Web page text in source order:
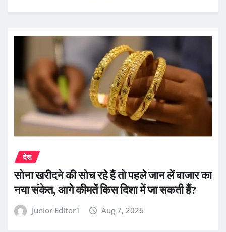
देश
सोना खरीदने की सोच रहे हैं तो पहले जान लें बाजार का
नया संकेत, आगे कीमतें किस दिशा में जा सकती हैं?
Junior Editor1 Aug 7, 2026